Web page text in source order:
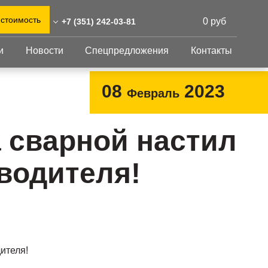
+7 (351) 242-03-81
242-03-81
78
и склад: Калужская
район Боровский,
парк "Ворсино",
0 руб
Изделия из
перфорированных
листов
Крепеж
GFK настил
Просечно-
настил
Металлоконструкция
Новости Спецпредложения Контакты
08 Февраль 2023
настил